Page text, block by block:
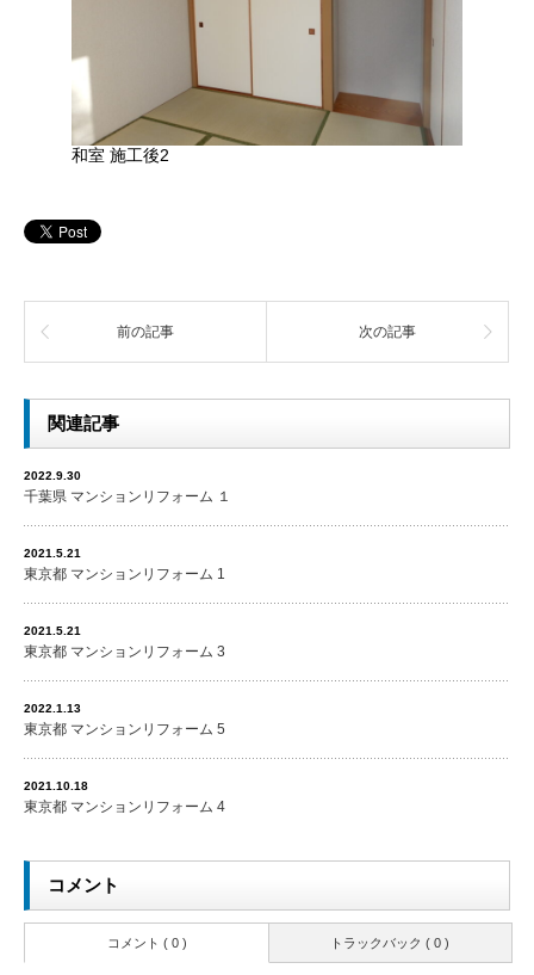
和室 施工後2
前の記事 次の記事
関連記事
2022.9.30
千葉県 マンションリフォーム １
2021.5.21
東京都 マンションリフォーム 1
2021.5.21
東京都 マンションリフォーム 3
2022.1.13
東京都 マンションリフォーム 5
2021.10.18
東京都 マンションリフォーム 4
コメント
トラックバック ( 0 )
コメント ( 0 )